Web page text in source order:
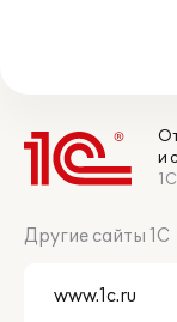
и
Другие сайты 1С